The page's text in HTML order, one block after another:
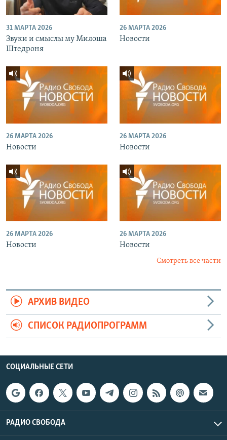
31 МАРТА 2026
Звуки и смыслы му Милоша
Штедроня
26 МАРТА 2026
Новости
26 МАРТА 2026
Новости
26 МАРТА 2026
Новости
26 МАРТА 2026
Новости
26 МАРТА 2026
Новости
Смотреть все части
АРХИВ ВИДЕО
СПИСОК РАДИОПРОГРАММ
СОЦИАЛЬНЫЕ СЕТИ
РАДИО СВОБОДА